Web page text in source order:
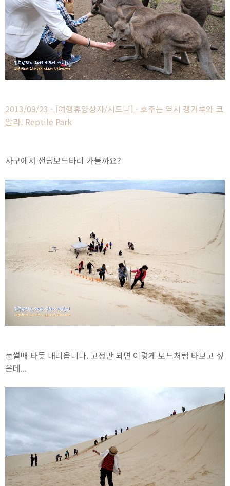
2013/09/23 - [여행휴양상자/시드니] - 호주는 역시 캥거루와 코
알라! Reptile Park
사구에서 샌딩보드타러 가볼까요?
눈썰매 타듯 내려옵니다. 고정만 되면 이렇게 보드처럼 타보고 싶
은데...